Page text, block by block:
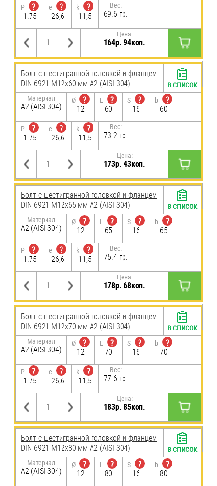
P
?
1.75
e
?
26,6
k
?
11,5
Вес:
69.6 гр.
Цена:
164р. 94коп.
Болт с шестигранной головкой и фланцем
DIN 6921 М12х60 мм А2 (AISI 304)
Материал
А2 (AISI 304)
Ø
?
12
L
?
60
S
?
16
b
?
60
P
?
1.75
e
?
26,6
k
?
11,5
Вес:
73.2 гр.
Цена:
173р. 43коп.
В СПИСОК
Болт с шестигранной головкой и фланцем
DIN 6921 М12х65 мм А2 (AISI 304)
Материал
А2 (AISI 304)
Ø
?
12
L
?
65
S
?
16
b
?
65
P
?
1.75
e
?
26,6
k
?
11,5
Вес:
75.4 гр.
Цена:
178р. 68коп.
В СПИСОК
Болт с шестигранной головкой и фланцем
DIN 6921 М12х70 мм А2 (AISI 304)
Материал
А2 (AISI 304)
Ø
?
12
L
?
70
S
?
16
b
?
70
P
?
1.75
e
?
26,6
k
?
11,5
Вес:
77.6 гр.
Цена:
183р. 85коп.
В СПИСОК
Болт с шестигранной головкой и фланцем
DIN 6921 М12х80 мм А2 (AISI 304)
Материал
А2 (AISI 304)
Ø
?
12
L
?
80
S
?
16
b
?
80
В СПИСОК